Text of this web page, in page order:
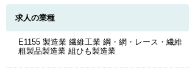
求人の業種
E1155 製造業 繊維工業 綱・網・レース・繊維
粗製品製造業 組ひも製造業